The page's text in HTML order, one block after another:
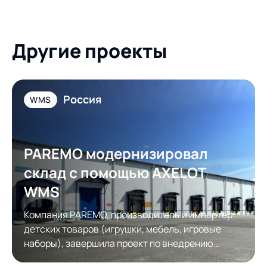
Другие проекты
WMS Россия
PAREMO модернизировал
склад с помощью AXELOT
WMS
Компания PAREMO, производитель и импортер
детских товаров (игрушки, мебель, игровые
наборы), завершила проект по внедрению
системы управления складом AXELOT WMS.